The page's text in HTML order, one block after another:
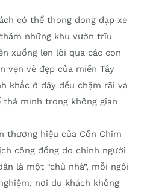
có thể thong dong đạp xe
những khu vườn trĩu
xuồng len lỏi qua các con
vẹn vẻ đẹp của miền Tây
khắc ở đây đều chậm rãi và
mình trong không gian
thương hiệu của Cồn Chim
cộng đồng do chính người
là một “chủ nhà”, mỗi ngôi
nơi du khách không